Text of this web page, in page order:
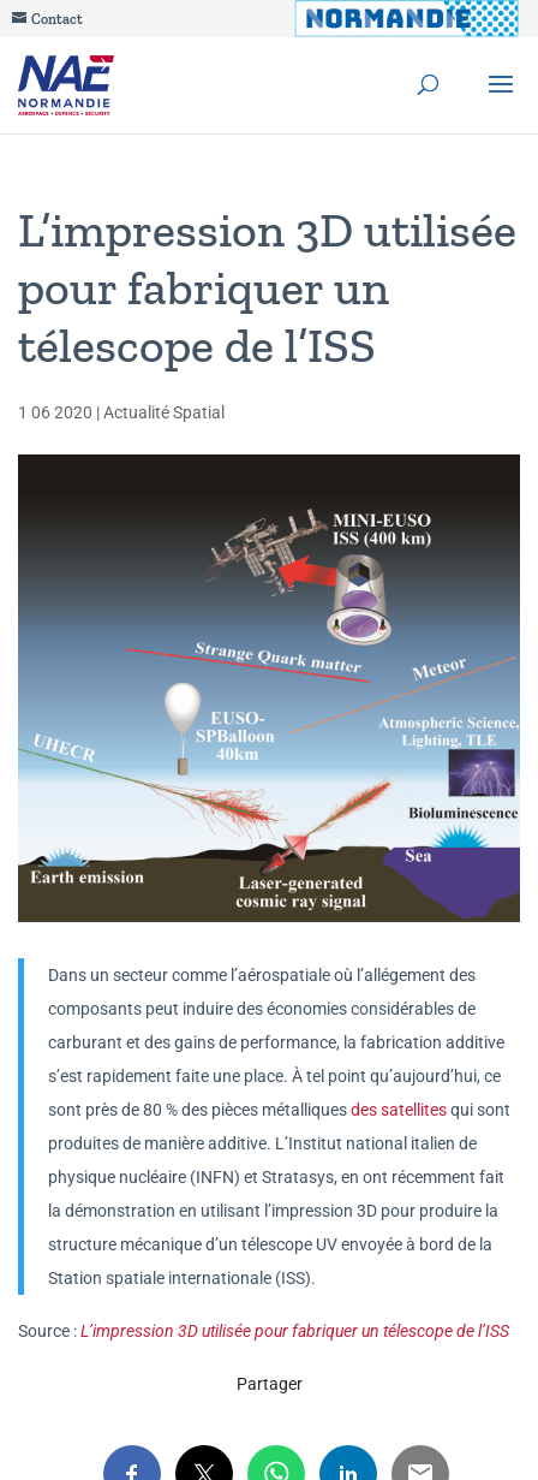
Contact
L’impression 3D utilisée
pour fabriquer un
télescope de l’ISS
1 06 2020 |Actualité Spatial
Dans un secteur comme l’aérospatiale où l’allégement des
composants peut induire des économies considérables de
carburant et des gains de performance, la fabrication additive
s’est rapidement faite une place. À tel point qu’aujourd’hui, ce
sont près de 80 % des pièces métalliquesdes satellitesqui sont
produites de manière additive. L’Institut national italien de
physique nucléaire (INFN) et Stratasys, en ont récemment fait
la démonstration en utilisant l’impression 3D pour produire la
structure mécanique d’un télescope UV envoyée à bord de la
Station spatiale internationale (ISS).
Source :L’impression 3D utilisée pour fabriquer un télescope de l’ISS
Partager